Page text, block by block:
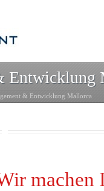
Entwicklung
& Entwicklung Mallorca
machen